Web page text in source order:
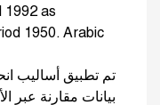
1992 as
1950. Arabic
تم تطبيق أساليب
بيانات مقارنة عبر